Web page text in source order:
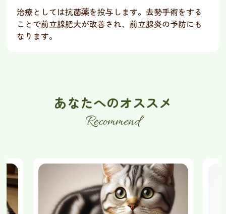
治療としては抗菌薬を投与します。去勢手術をする
ことで前立腺肥大が改善され、前立腺炎の予防にも
なります。
あなたへのオススメ
Recommend